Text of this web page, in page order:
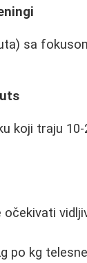
sa
koji traju
po kg